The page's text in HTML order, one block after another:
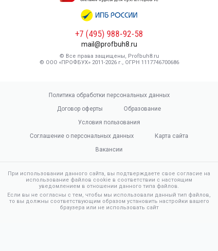
+7 (495) 988-92-58
mail@profbuh8.ru
© Все права защищены, Profbuh8.ru
© ООО «ПРОФБУХ» 2011-2026 г., ОГРН 1117746700686
Политика обработки персональных данных
Договор оферты
Образование
Условия пользования
Соглашение о персональных данных
Карта сайта
Вакансии
При использовании данного сайта, вы подтверждаете свое согласие на
использование файлов cookie в соответствии с настоящим
уведомлением в отношении данного типа файлов.
Если вы не согласны с тем, чтобы мы использовали данный тип файлов,
то вы должны соответствующим образом установить настройки вашего
браузера или не использовать сайт